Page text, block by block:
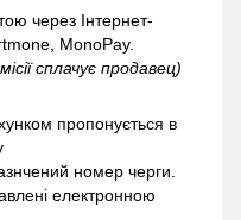
через Інтернет-
MonoPay.
сплачує продавец)
пропонується в
номер черги.
електронною